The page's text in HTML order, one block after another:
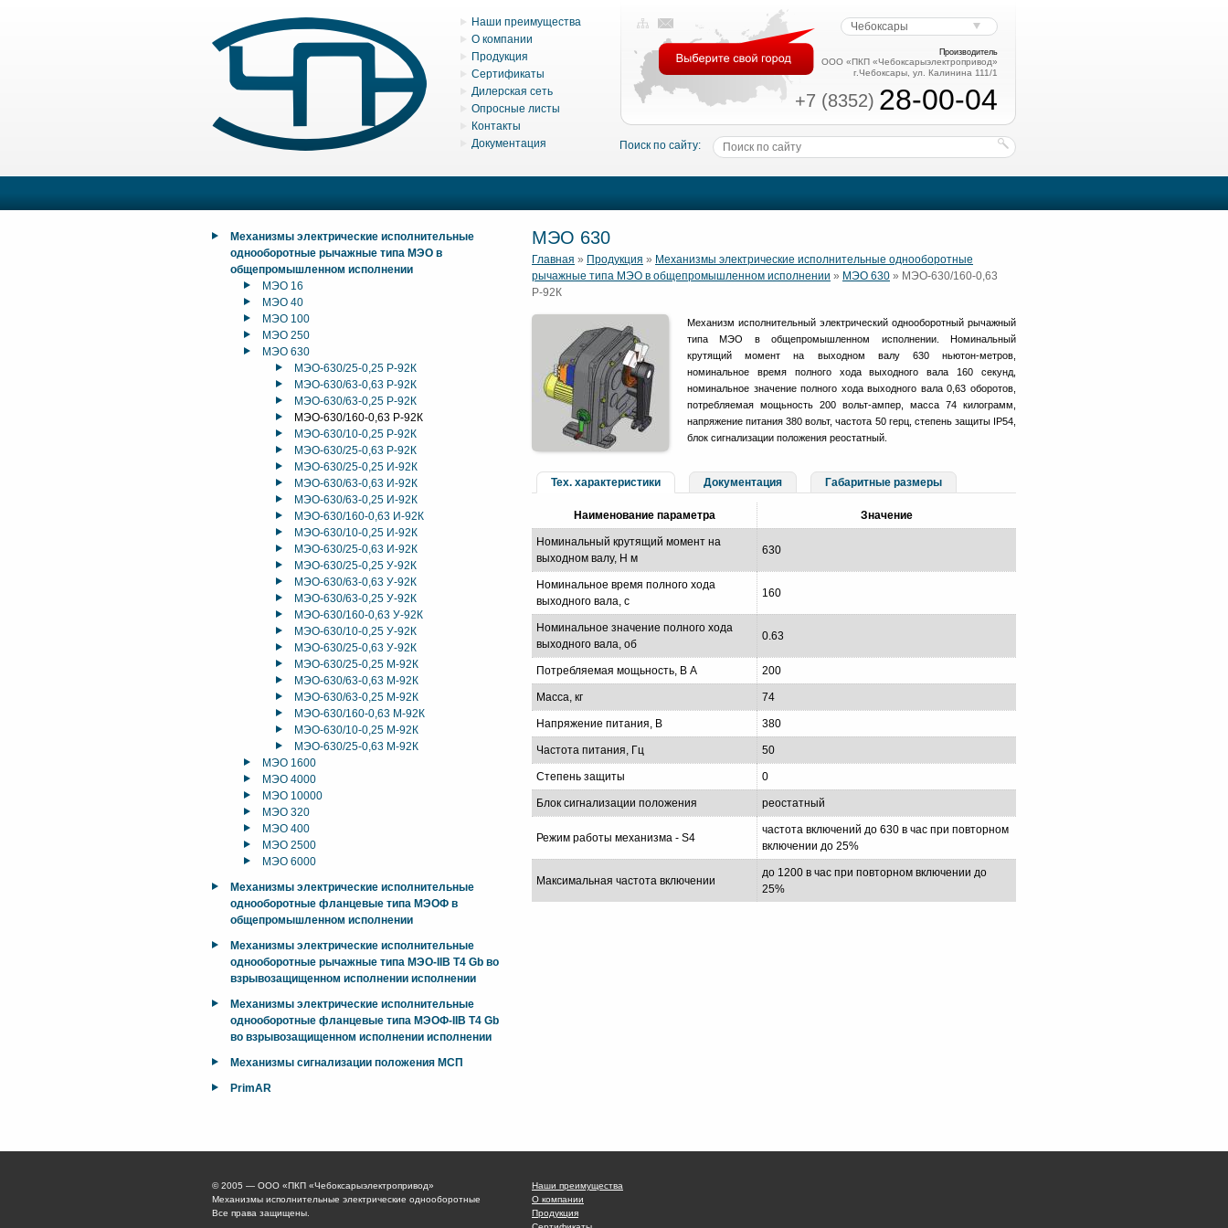
Наши преимущества
О компании
Продукция
Сертификаты
Дилерская сеть
Опросные листы
Контакты
Документация
Поиск по сайту:
Чебоксары
Производитель
ООО «ПКП «Чебоксарыэлектропривод»
г.Чебоксары, ул. Калинина 111/1
+7 (8352) 28-00-04
Механизмы электрические исполнительные
однооборотные рычажные типа МЭО в
общепромышленном исполнении
МЭО 16
МЭО 40
МЭО 100
МЭО 250
МЭО 630
МЭО-630/25-0,25 Р-92К
МЭО-630/63-0,63 Р-92К
МЭО-630/63-0,25 Р-92К
МЭО-630/160-0,63 Р-92К
МЭО-630/10-0,25 Р-92К
МЭО-630/25-0,63 Р-92К
МЭО-630/25-0,25 И-92К
МЭО-630/63-0,63 И-92К
МЭО-630/63-0,25 И-92К
МЭО-630/160-0,63 И-92К
МЭО-630/10-0,25 И-92К
МЭО-630/25-0,63 И-92К
МЭО-630/25-0,25 У-92К
МЭО-630/63-0,63 У-92К
МЭО-630/63-0,25 У-92К
МЭО-630/160-0,63 У-92К
МЭО-630/10-0,25 У-92К
МЭО-630/25-0,63 У-92К
МЭО-630/25-0,25 М-92К
МЭО-630/63-0,63 М-92К
МЭО-630/63-0,25 М-92К
МЭО-630/160-0,63 М-92К
МЭО-630/10-0,25 М-92К
МЭО-630/25-0,63 М-92К
МЭО 1600
МЭО 4000
МЭО 10000
МЭО 320
МЭО 400
МЭО 2500
МЭО 6000
Механизмы электрические исполнительные
однооборотные фланцевые типа МЭОФ в
общепромышленном исполнении
Механизмы электрические исполнительные
однооборотные рычажные типа МЭО-IIB T4 Gb во
взрывозащищенном исполнении исполнении
Механизмы электрические исполнительные
однооборотные фланцевые типа МЭОФ-IIB T4 Gb
во взрывозащищенном исполнении исполнении
Механизмы сигнализации положения МСП
PrimAR
МЭО 630
Главная » Продукция » Механизмы электрические исполнительные однооборотные
рычажные типа МЭО в общепромышленном исполнении » МЭО 630 » МЭО-630/160-0,63
Р-92К
Механизм исполнительный электрический однооборотный рычажный
типа МЭО в общепромышленном исполнении. Номинальный
крутящий момент на выходном валу 630 ньютон-метров,
номинальное время полного хода выходного вала 160 секунд,
номинальное значение полного хода выходного вала 0,63 оборотов,
потребляемая мощьность 200 вольт-ампер, масса 74 килограмм,
напряжение питания 380 вольт, частота 50 герц, степень защиты IP54,
блок сигнализации положения реостатный.
Тех. характеристики Документация Габаритные размеры
Наименование параметра Значение
Номинальный крутящий момент на
выходном валу, Н м
630
Номинальное время полного хода
выходного вала, с
160
Номинальное значение полного хода
выходного вала, об
0.63
Потребляемая мощьность, В А 200
Масса, кг 74
Напряжение питания, В 380
Частота питания, Гц 50
Степень защиты 0
Блок сигнализации положения реостатный
Режим работы механизма - S4
частота включений до 630 в час при повторном
включении до 25%
Максимальная частота включении
до 1200 в час при повторном включении до
25%
© 2005 — ООО «ПКП «Чебоксарыэлектропривод»
Механизмы исполнительные электрические однооборотные
Все права защищены.
Наши преимущества
О компании
Продукция